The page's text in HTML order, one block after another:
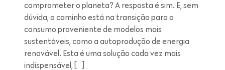
comprometer o planeta? A resposta é sim. E, sem
dúvida, o caminho está na transição para o
consumo proveniente de modelos mais
sustentáveis, como a autoprodução de energia
renovável. Esta é uma solução cada vez mais
indispensável, […]